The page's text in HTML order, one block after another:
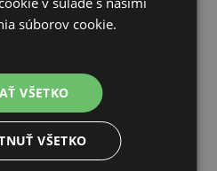
ohradníka fencee power P40
(EXPEDÍCIA 5-7 DNÍ)
súborov cookie.
VŠETKO
VŠETKO